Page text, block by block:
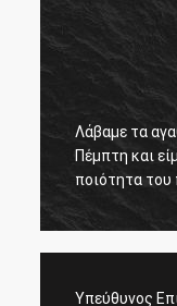
Λάβαμε τα
Πέμπτη και
ποιότητα του
Υπεύθυνος